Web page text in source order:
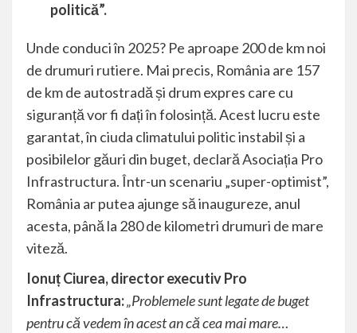
politică”.
Unde conduci în 2025? Pe aproape 200 de km noi
de drumuri rutiere. Mai precis, România are 157
de km de autostradă și drum expres care cu
siguranță vor fi dați în folosință. Acest lucru este
garantat, în ciuda climatului politic instabil și a
posibilelor găuri din buget, declară Asociația Pro
Infrastructura. Într-un scenariu „super-optimist”,
România ar putea ajunge să inaugureze, anul
acesta, până la 280 de kilometri drumuri de mare
viteză.
Ionuț Ciurea, director executiv Pro
Infrastructura:„Problemele sunt legate de buget
pentru că vedem în acest an că cea mai mare…